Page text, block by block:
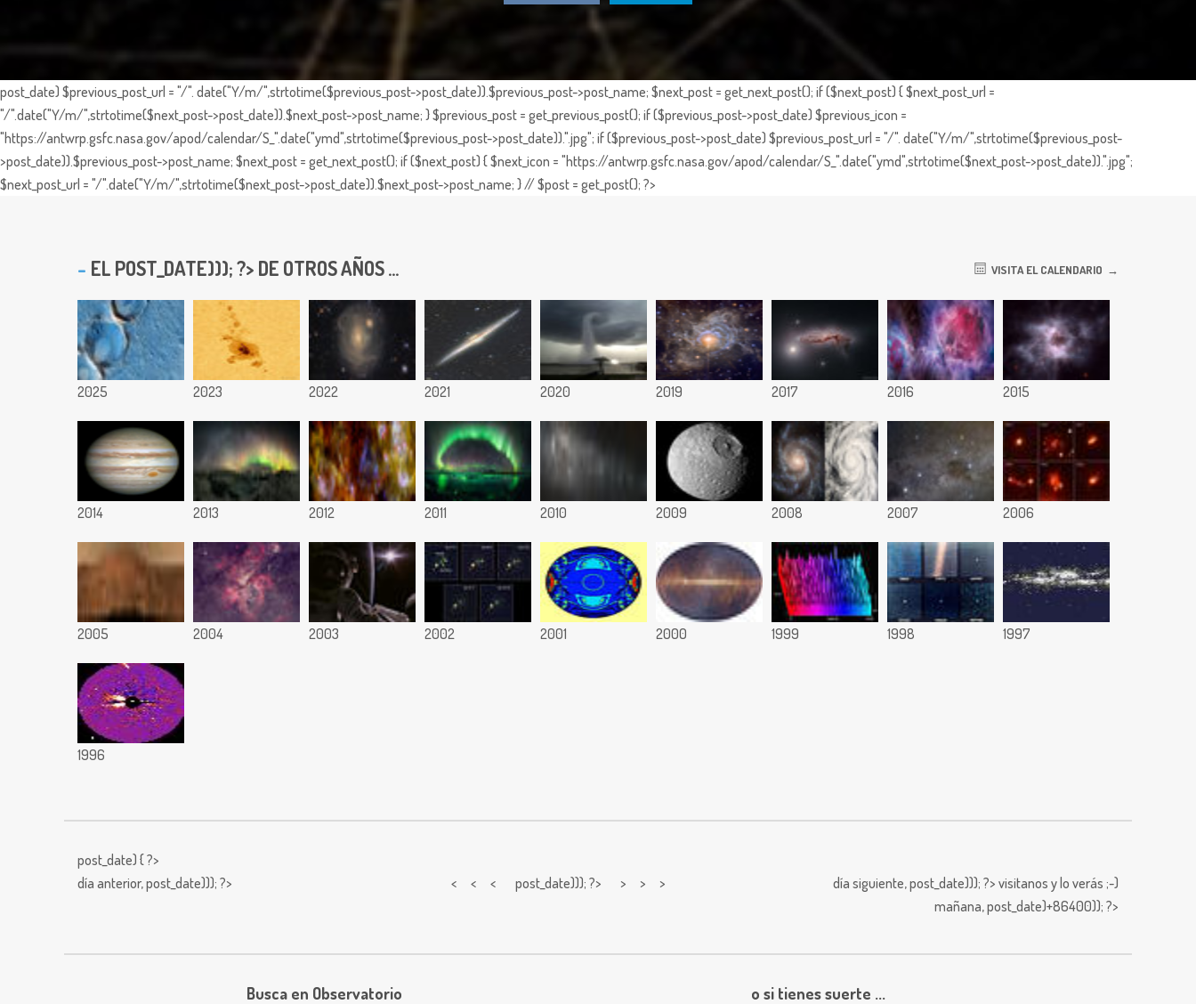
post_date) $previous_post_url = "/". date("Y/m/",strtotime($previous_post->post_date)).$previous_post->post_name; $next_post = get_next_post(); if ($next_post) { $next_post_url =
"/".date("Y/m/",strtotime($next_post->post_date)).$next_post->post_name; } $previous_post = get_previous_post(); if ($previous_post->post_date) $previous_icon =
"https://antwrp.gsfc.nasa.gov/apod/calendar/S_".date("ymd",strtotime($previous_post->post_date)).".jpg"; if ($previous_post->post_date) $previous_post_url = "/". date("Y/m/",strtotime($previous_post-
>post_date)).$previous_post->post_name; $next_post = get_next_post(); if ($next_post) { $next_icon = "https://antwrp.gsfc.nasa.gov/apod/calendar/S_".date("ymd",strtotime($next_post->post_date)).".jpg";
$next_post_url = "/".date("Y/m/",strtotime($next_post->post_date)).$next_post->post_name; } // $post = get_post(); ?>
EL POST_DATE))); ?> DE OTROS AÑOS ... VISITA EL CALENDARIO
2025 2023 2022 2021 2020 2019 2017 2016 2015
2014 2013 2012 2011 2010 2009 2008 2007 2006
2005 2004 2003 2002 2001 2000 1999 1998 1997
1996
post_date) { ?>
día anterior,post_date))); ?> < < < post_date))); ?> > > > día siguiente,post_date))); ?> visitanos y lo verás ;-)
mañana,post_date)+86400)); ?>
Busca en Observatorio o si tienes suerte ...